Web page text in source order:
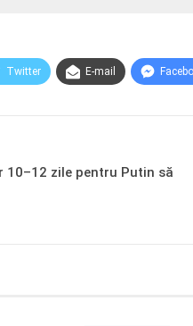
Twitter E-mail
10–12 zile pentru Putin să